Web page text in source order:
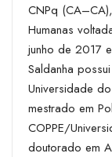
CNPq
Humanas
junho de 2017
Saldanha
Universidade
mestrado em
COPPE/
doutorado em